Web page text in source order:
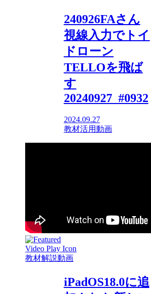
240926FAさん
視線入力でトイ
ドローン
TELLOを飛ば
す
20240927_#0932
2024.09.27
教材活用動画
教材解説動画
iPadOS18.0に追